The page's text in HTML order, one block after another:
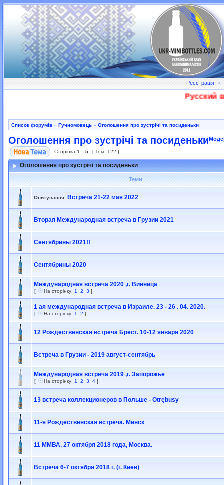
Реєстрація •
Русский
Список форумів » Гучномовець » Оголошення про зустрічі та посиденьки
Оголошення про зустрічі та посиденьки
Сторінка 1 з 5 [ Тем: 122 ]
Оголошення про зустрічі та посиденьки
Теми
Опитування: Встреча 21-22 мая 2022
Вторая Международная встреча в Грузии 2021
Сентябрины 2021!!
Сентябрины 2020
Международная встреча 2020 ,г. Винница
[ На сторінку: 1 2 3 ]
1 ая международная встреча в Израиле. 23 - 26 . 04. 2020.
[ На сторінку: 1 2 ]
12 Рождественская встреча Брест. 10-12 января 2020
Встреча в Грузии - 2019 август-сентябрь
Международная встреча 2019 ,г. Запорожье
[ На сторінку: 1 2 3 4 ]
13 встречa коллекционеров в Польше - Otrębusy
11-я Рождественская встреча. Минск
11 ММВА, 27 октября 2018 года, Москва.
Встреча 6-7 октября 2018 г. (г. Киев)